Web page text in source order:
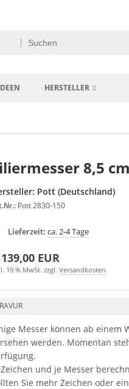
HERSTELLER
8,5
Pott (Deutschland)
Pott 2830-150
Lieferzeit: ca. 2-4 Tage
139,00 EUR
19 % MwSt. zzgl. Versandkosten
Messer können ab einem
werden. Momentan
Zeichen und je Messer
Sie mehr Zeichen oder